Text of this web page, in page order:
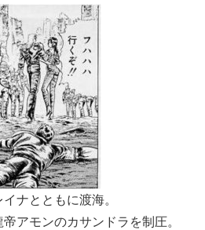
ナとともに渡海。
アモンのカサンドラを制圧。